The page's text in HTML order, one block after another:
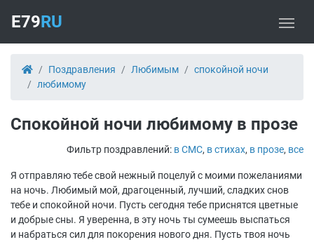
E79RU
Поздравления Любимым
спокойной ночи
любимому
Спокойной ночи любимому в прозе
Фильтр поздравлений: в СМС, в стихах, в прозе, все
Я отправляю тебе свой нежный поцелуй с моими пожеланиями
на ночь. Любимый мой, драгоценный, лучший, сладких снов
тебе и спокойной ночи. Пусть сегодня тебе приснятся цветные
и добрые сны. Я уверенна, в эту ночь ты сумеешь выспаться
и набраться сил для покорения нового дня. Пусть твоя ночь